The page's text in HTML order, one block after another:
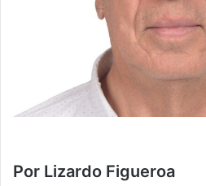
Por Lizardo Figueroa